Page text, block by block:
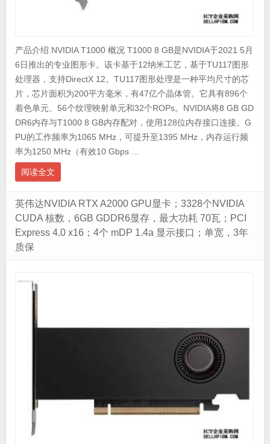
产品介绍 NVIDIA T1000 概况 T1000 8 GB是NVIDIA于2021 5月
6日推出的专业图形卡。该卡基于12纳米工艺，基于TU117图形
处理器，支持DirectX 12。TU117图形处理是一种平均尺寸的芯
片，芯片面积为200平方毫米，有47亿个晶体管。它具有896个
着色单元、56个纹理映射单元和32个ROPs。NVIDIA将8 GB GD
DR6内存与T1000 8 GB内存配对，使用128位内存接口连接。G
PU的工作频率为1065 MHz，可提升至1395 MHz，内存运行频
率为1250 MHz（有效10 Gbps ...
阅读全文
英伟达NVIDIA RTX A2000 GPU显卡；3328个NVIDIA
CUDA 核数，6GB GDDR6显存，最大功耗 70瓦；PCI
Express 4.0 x16；4个 mDP 1.4a 显示接口；单宽，3年
质保